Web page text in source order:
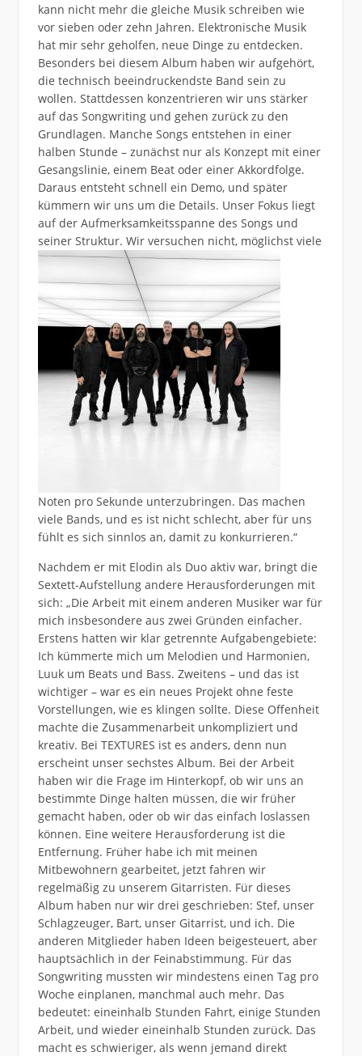
kann nicht mehr die gleiche Musik schreiben wie
vor sieben oder zehn Jahren. Elektronische Musik
hat mir sehr geholfen, neue Dinge zu entdecken.
Besonders bei diesem Album haben wir aufgehört,
die technisch beeindruckendste Band sein zu
wollen. Stattdessen konzentrieren wir uns stärker
auf das Songwriting und gehen zurück zu den
Grundlagen. Manche Songs entstehen in einer
halben Stunde – zunächst nur als Konzept mit einer
Gesangslinie, einem Beat oder einer Akkordfolge.
Daraus entsteht schnell ein Demo, und später
kümmern wir uns um die Details. Unser Fokus liegt
auf der Aufmerksamkeitsspanne des Songs und
seiner Struktur. Wir versuchen nicht, möglichst viele
Noten pro Sekunde unterzubringen. Das machen
viele Bands, und es ist nicht schlecht, aber für uns
fühlt es sich sinnlos an, damit zu konkurrieren.“
Nachdem er mit Elodin als Duo aktiv war, bringt die
Sextett-Aufstellung andere Herausforderungen mit
sich: „Die Arbeit mit einem anderen Musiker war für
mich insbesondere aus zwei Gründen einfacher.
Erstens hatten wir klar getrennte Aufgabengebiete:
Ich kümmerte mich um Melodien und Harmonien,
Luuk um Beats und Bass. Zweitens – und das ist
wichtiger – war es ein neues Projekt ohne feste
Vorstellungen, wie es klingen sollte. Diese Offenheit
machte die Zusammenarbeit unkompliziert und
kreativ. Bei TEXTURES ist es anders, denn nun
erscheint unser sechstes Album. Bei der Arbeit
haben wir die Frage im Hinterkopf, ob wir uns an
bestimmte Dinge halten müssen, die wir früher
gemacht haben, oder ob wir das einfach loslassen
können. Eine weitere Herausforderung ist die
Entfernung. Früher habe ich mit meinen
Mitbewohnern gearbeitet, jetzt fahren wir
regelmäßig zu unserem Gitarristen. Für dieses
Album haben nur wir drei geschrieben: Stef, unser
Schlagzeuger, Bart, unser Gitarrist, und ich. Die
anderen Mitglieder haben Ideen beigesteuert, aber
hauptsächlich in der Feinabstimmung. Für das
Songwriting mussten wir mindestens einen Tag pro
Woche einplanen, manchmal auch mehr. Das
bedeutet: eineinhalb Stunden Fahrt, einige Stunden
Arbeit, und wieder eineinhalb Stunden zurück. Das
macht es schwieriger, als wenn jemand direkt